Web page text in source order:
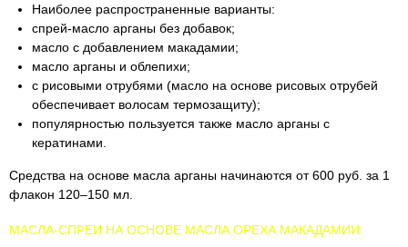
Наиболее распространенные варианты:
спрей-масло арганы без добавок;
масло с добавлением макадамии;
масло арганы и облепихи;
с рисовыми отрубями (масло на основе рисовых отрубей
обеспечивает волосам термозащиту);
популярностью пользуется также масло арганы с
кератинами.
Средства на основе масла арганы начинаются от 600 руб. за 1
флакон 120–150 мл.
МАСЛА-СПРЕИ НА ОСНОВЕ МАСЛА ОРЕХА МАКАДАМИИ